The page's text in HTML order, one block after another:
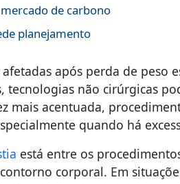
de carbono
planejamento
após perda de peso
tecnologias não cirúrgicas
mais acentuada,
quando há
está entre os
corporal. Em